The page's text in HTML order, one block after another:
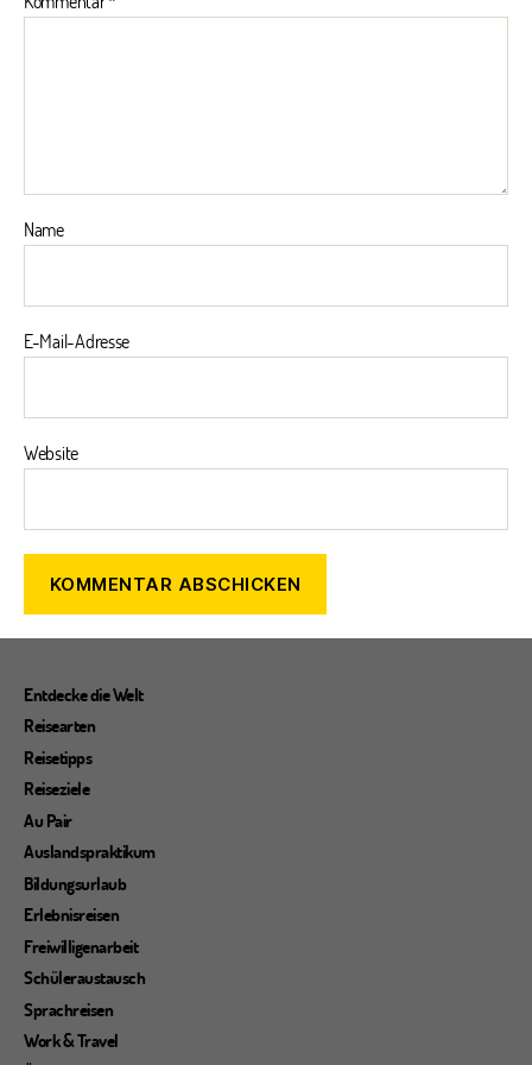
Name
E-Mail-Adresse
Website
Entdecke die Welt
Reisearten
Reisetipps
Reiseziele
Au Pair
Auslandspraktikum
Bildungsurlaub
Erlebnisreisen
Freiwilligenarbeit
Schüleraustausch
Sprachreisen
Work & Travel